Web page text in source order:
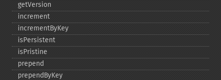
getVersion
increment
incrementByKey
isPersistent
isPristine
prepend
prependByKey